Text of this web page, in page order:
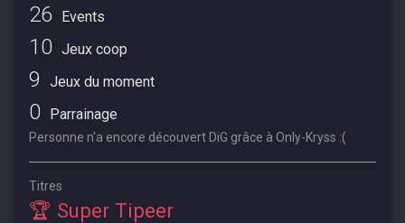
26 Events
10 Jeux coop
9 Jeux du moment
0 Parrainage
Personne n'a encore découvert DiG grâce à Only-Kryss :(
Titres
🏆 Super Tipeer